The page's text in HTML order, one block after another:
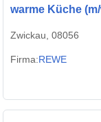
warme Küche
Zwickau, 08056
Firma:REWE